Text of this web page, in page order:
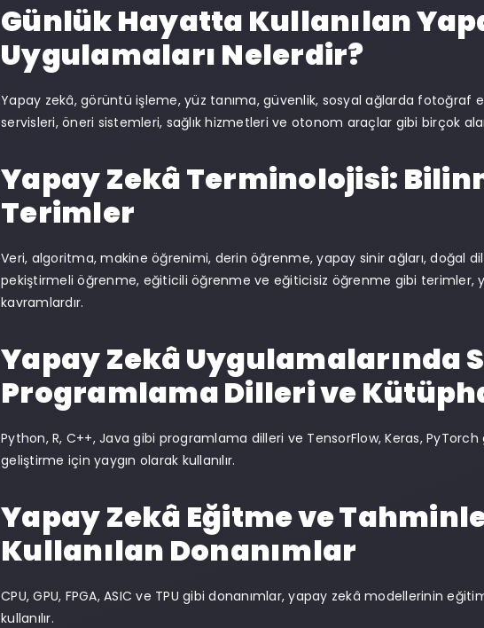
Günlük Hayatta Kullanılan
Uygulamaları Nelerdir?
Yapay zekâ, görüntü işleme, yüz tanıma, güvenlik, sosyal ağlarda fotoğraf
servisleri, öneri sistemleri, sağlık hizmetleri ve otonom araçlar gibi birçok
Yapay Zekâ Terminolojisi:
Terimler
Veri, algoritma, makine öğrenimi, derin öğrenme, yapay sinir ağları, doğal
pekiştirmeli öğrenme, eğiticili öğrenme ve eğiticisiz öğrenme gibi terimler,
kavramlardır.
Yapay Zekâ Uygulamalarında
Programlama Dilleri ve
Python, R, C++, Java gibi programlama dilleri ve TensorFlow, Keras,
geliştirme için yaygın olarak kullanılır.
Yapay Zekâ Eğitme ve
Kullanılan Donanımlar
CPU, GPU, FPGA, ASIC ve TPU gibi donanımlar, yapay zekâ modellerinin
kullanılır.